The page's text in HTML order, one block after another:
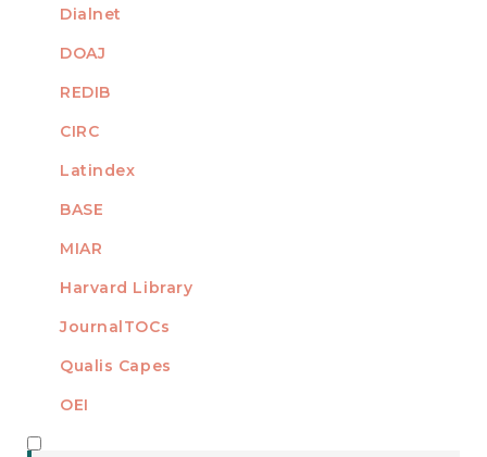
Dialnet
DOAJ
REDIB
CIRC
Latindex
BASE
MIAR
Harvard Library
JournalTOCs
Qualis Capes
OEI